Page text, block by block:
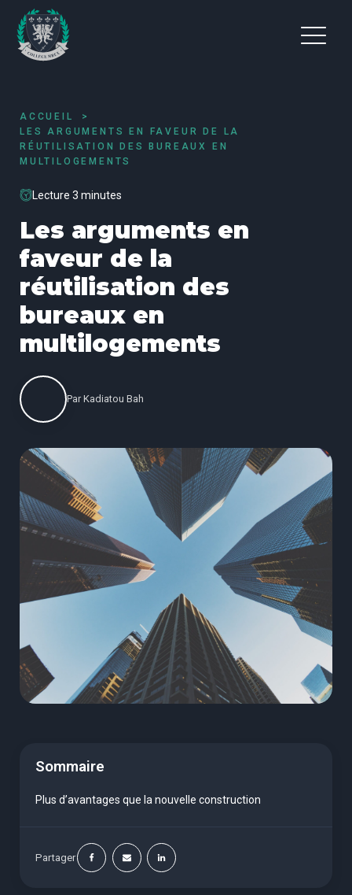
ACCUEIL
LES ARGUMENTS EN FAVEUR DE LA
RÉUTILISATION DES BUREAUX EN
MULTILOGEMENTS
Lecture 3 minutes
Les arguments en
faveur de la
réutilisation des
bureaux en
multilogements
Par Kadiatou Bah
Sommaire
Plus d’avantages que la nouvelle construction
Partager